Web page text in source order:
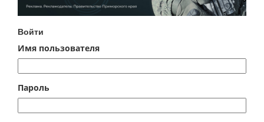
Войти
Имя пользователя
Пароль